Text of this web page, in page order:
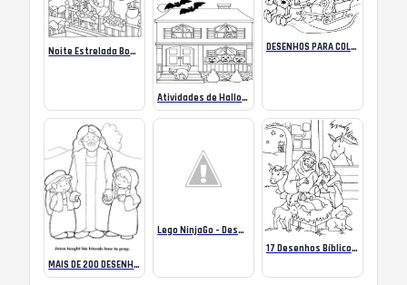
Noite Estrelada Bobbie Goods para colorir
Atividades de Halloween para imprimir e colorir
DESENHOS PARA COLORIR NATAL – 12 PÁGINAS
MAIS DE 200 DESENHOS BÍBLICOS PARA COLORIR. TRABALHO COM ENSINO RELIGIOSO
Lego NinjaGo – Desenhos para imprimir pintar e colorir
17 Desenhos Bíblicos Para Imprimir e Colorir